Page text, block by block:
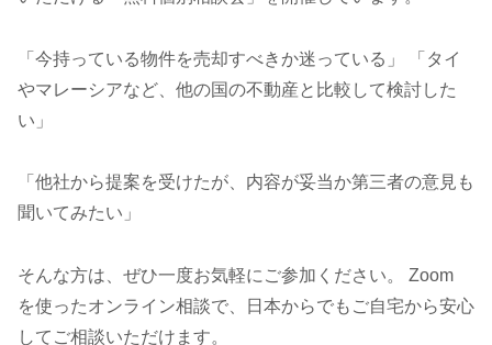
「今持っている物件を売却すべきか迷っている」 「タイ
やマレーシアなど、他の国の不動産と比較して検討した
い」
「他社から提案を受けたが、内容が妥当か第三者の意見も
聞いてみたい」
そんな方は、ぜひ一度お気軽にご参加ください。 Zoom
を使ったオンライン相談で、日本からでもご自宅から安心
してご相談いただけます。